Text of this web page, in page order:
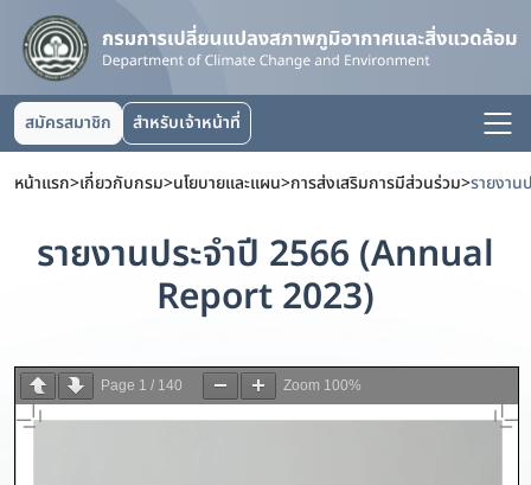
สมัครสมาชิก สำหรับเจ้าหน้าที่
หน้าแรก>เกี่ยวกับกรม>นโยบายและแผน>การส่งเสริมการมีส่วนร่วม>รายงา
รายงานประจำปี 2566 (Annual
Report 2023)
Page 1 / 140 Zoom 100%